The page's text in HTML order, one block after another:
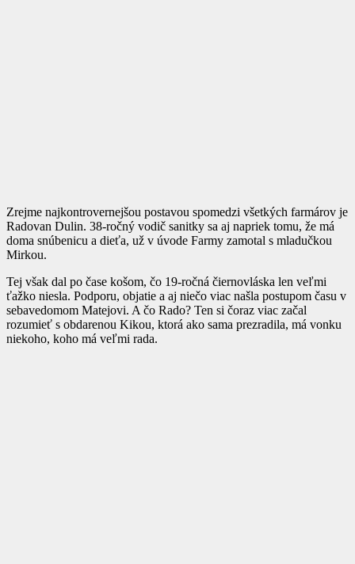
Zrejme najkontrovernejšou postavou spomedzi všetkých farmárov je
Radovan Dulin. 38-ročný vodič sanitky sa aj napriek tomu, že má
doma snúbenicu a dieťa, už v úvode Farmy zamotal s mladučkou
Mirkou.
Tej však dal po čase košom, čo 19-ročná čiernovláska len veľmi
ťažko niesla. Podporu, objatie a aj niečo viac našla postupom času v
sebavedomom Matejovi. A čo Rado? Ten si čoraz viac začal
rozumieť s obdarenou Kikou, ktorá ako sama prezradila, má vonku
niekoho, koho má veľmi rada.